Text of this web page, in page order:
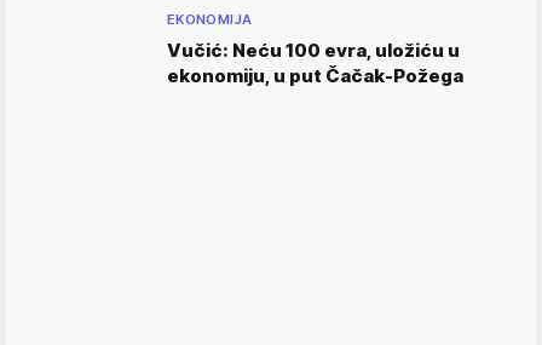
EKONOMIJA
Vučić: Neću 100 evra, uložiću u
ekonomiju, u put Čačak-Požega